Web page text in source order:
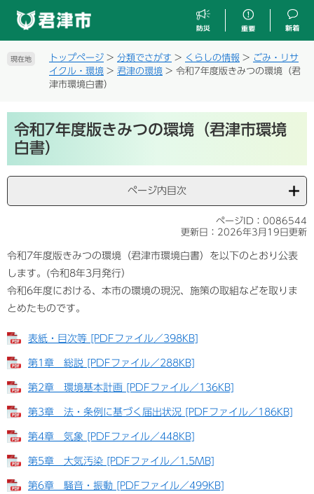
す
し
現在地 トップページ > 分類でさがす > くらしの情報 > ごみ・リサ
イクル・環境 > 君津の環境 > 令和7年度版きみつの環境（君
津市環境白書）
文令和7年度版きみつの環境（君津市環境
白書）
ページ内目次
ページID：0086544
更新日：2026年3月19日更新
令和7年度版きみつの環境（君津市環境白書）を以下のとおり公表
します。(令和8年3月発行）
令和6年度における、本市の環境の現況、施策の取組などを取りま
とめたものです。
表紙・目次等 [PDFファイル／398KB]
第1章 総説 [PDFファイル／288KB]
第2章 環境基本計画 [PDFファイル／136KB]
第3章 法・条例に基づく届出状況 [PDFファイル／186KB]
第4章 気象 [PDFファイル／448KB]
第5章 大気汚染 [PDFファイル／1.5MB]
第6章 騒音・振動 [PDFファイル／499KB]